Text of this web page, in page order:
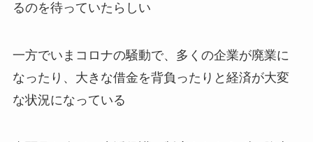
るのを待っていたらしい
一方でいまコロナの騒動で、多くの企業が廃業に
なったり、大きな借金を背負ったりと経済が大変
な状況になっている